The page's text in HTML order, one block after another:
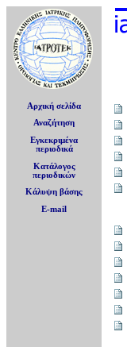
Αρχική σελίδα
Αναζήτηση
Εγκεκριμένα
περιοδικά
Κατάλογος
περιοδικών
Κάλυψη βάσης
E-mail